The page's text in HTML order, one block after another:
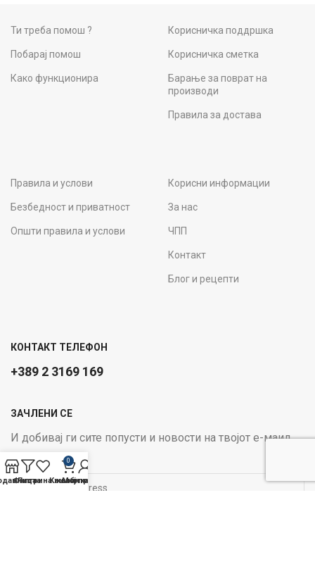
Ти треба помош ?
Побарај помош
Како функционира
Корисничка поддршка
Корисничка сметка
Барање за поврат на
производи
Правила за достава
Правила и услови
Безбедност и приватност
Општи правила и услови
Корисни информации
За нас
ЧПП
Контакт
Блог и рецепти
КОНТАКТ ТЕЛЕФОН
+389 2 3169 169
ЗАЧЛЕНИ СЕ
И добивај ги сите попусти и новости на твојот е-маил
Email address:
Филтри
Листа на желби
0
Кошничка
Мој профил